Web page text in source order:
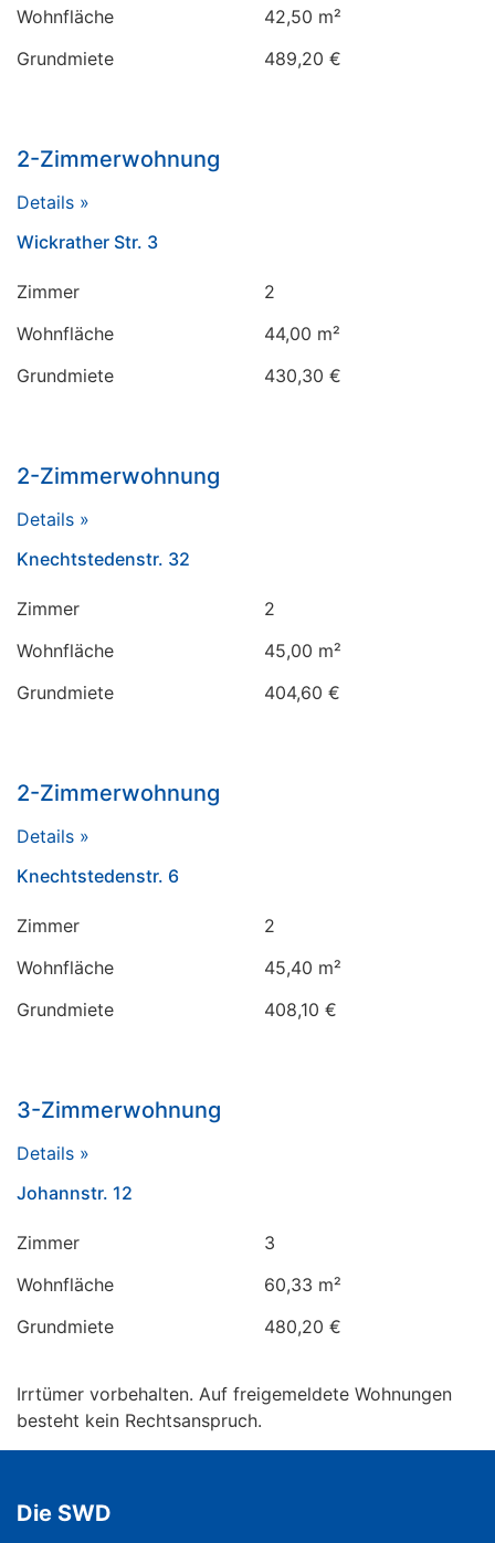
Wohnfläche
42,50 m²
Grundmiete
489,20 €
2-Zimmerwohnung
Details »
Wickrather Str. 3
Zimmer
2
Wohnfläche
44,00 m²
Grundmiete
430,30 €
2-Zimmerwohnung
Details »
Knechtstedenstr. 32
Zimmer
2
Wohnfläche
45,00 m²
Grundmiete
404,60 €
2-Zimmerwohnung
Details »
Knechtstedenstr. 6
Zimmer
2
Wohnfläche
45,40 m²
Grundmiete
408,10 €
3-Zimmerwohnung
Details »
Johannstr. 12
Zimmer
3
Wohnfläche
60,33 m²
Grundmiete
480,20 €
Irrtümer vorbehalten. Auf freigemeldete Wohnungen
besteht kein Rechtsanspruch.
Die SWD